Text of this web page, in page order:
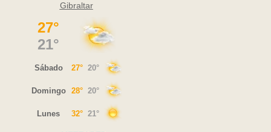
Gibraltar